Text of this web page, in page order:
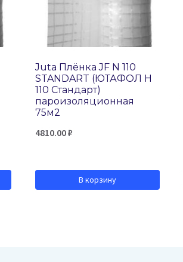
Juta Плёнка JF N 110
STANDART (ЮТАФОЛ Н
110 Стандарт)
пароизоляционная
75м2
4810.00₽
В корзину